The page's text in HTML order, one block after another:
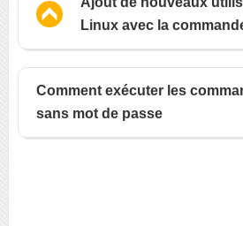
Linux avec la
Comment exécuter les
sans mot de passe